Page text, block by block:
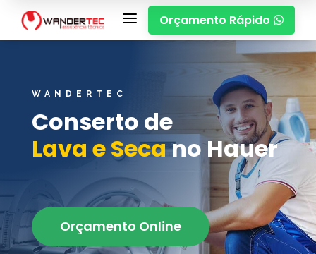
a Orçamento Rápido 
WANDERTEC
Conserto de
Lava e Secano Hauer
Orçamento Online